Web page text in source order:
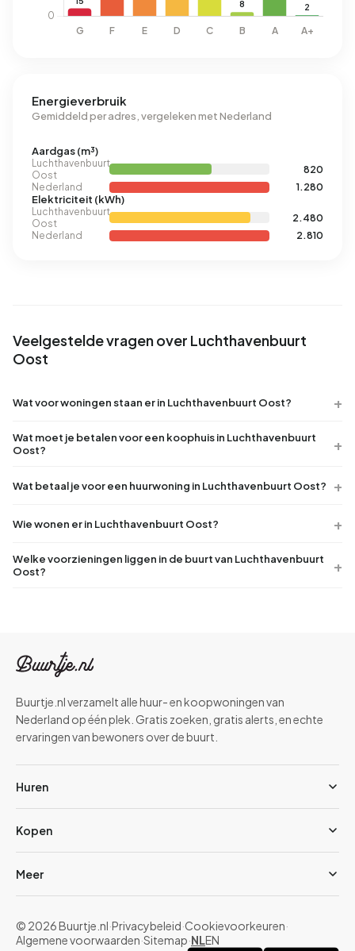
Energieverbruik
Gemiddeld per adres, vergeleken met Nederland
Aardgas (m³)
Luchthavenbuurt
Oost
820
Nederland
1.280
Elektriciteit (kWh)
Luchthavenbuurt
Oost
2.480
Nederland
2.810
Veelgestelde vragen over Luchthavenbuurt
Oost
Wat voor woningen staan er in Luchthavenbuurt Oost?
Wat moet je betalen voor een koophuis in Luchthavenbuurt
Oost?
Wat betaal je voor een huurwoning in Luchthavenbuurt Oost?
Wie wonen er in Luchthavenbuurt Oost?
Welke voorzieningen liggen in de buurt van Luchthavenbuurt
Oost?
Buurtje.nl verzamelt alle huur- en koopwoningen van
Nederland op één plek. Gratis zoeken, gratis alerts, en echte
ervaringen van bewoners over de buurt.
Huren
Kopen
Meer
© 2026 Buurtje.nl·Privacybeleid·Cookievoorkeuren·
Algemene voorwaarden·Sitemap·NLEN